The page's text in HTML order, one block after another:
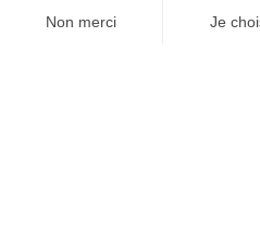
Nantes